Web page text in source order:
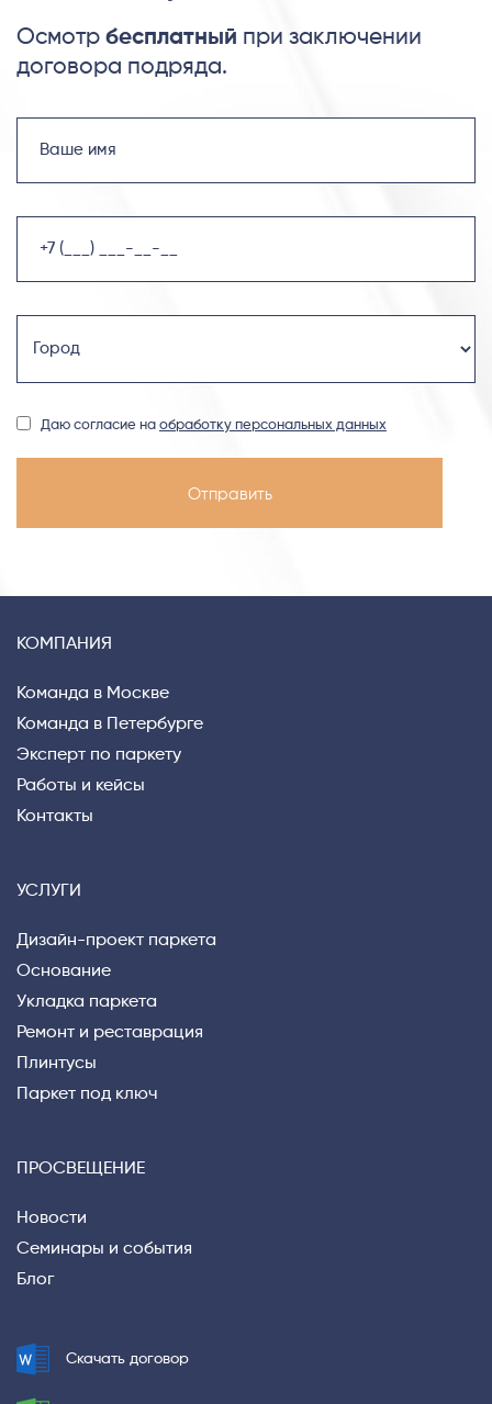
Осмотр бесплатный при заключении
договора подряда.
Даю согласие на обработку персональных данных
КОМПАНИЯ
Команда в Москве
Команда в Петербурге
Эксперт по паркету
Работы и кейсы
Контакты
УСЛУГИ
Дизайн-проект паркета
Основание
Укладка паркета
Ремонт и реставрация
Плинтусы
Паркет под ключ
ПРОСВЕЩЕНИЕ
Новости
Семинары и события
Блог
Скачать договор